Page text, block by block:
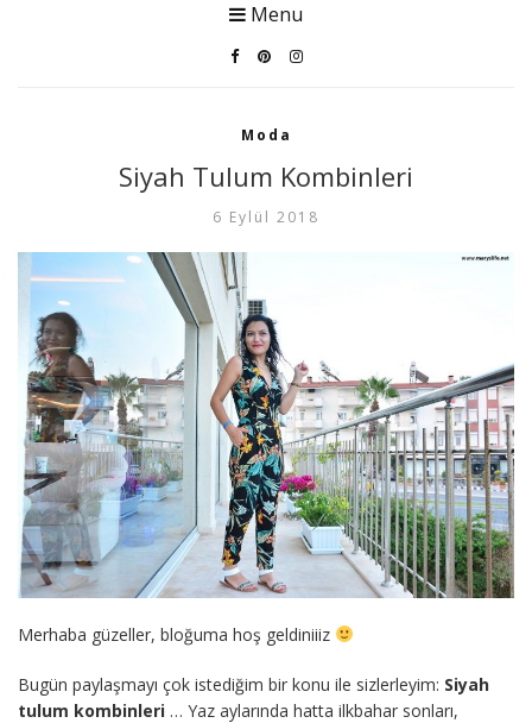
Menu
Moda
Siyah Tulum Kombinleri
6 Eylül 2018
Merhaba güzeller, bloğuma hoş geldiniiiz
Bugün paylaşmayı çok istediğim bir konu ile sizlerleyim: Siyah
tulum kombinleri … Yaz aylarında hatta ilkbahar sonları,